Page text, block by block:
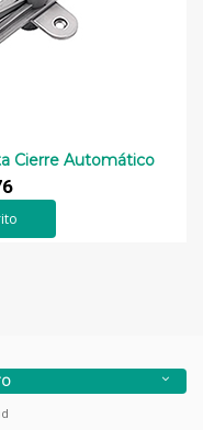
Cierre Automático